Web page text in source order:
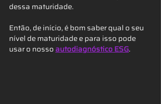
dessa maturidade.
Então, de início, é bom saber qual o seu
nível de maturidade e para isso pode
usar o nosso autodiagnóstico ESG.